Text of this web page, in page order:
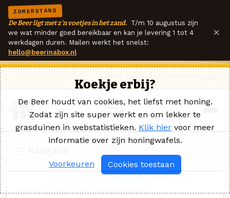
ZOMERSTAND
De Beer ligt met z'n voetjes in het zand. T/m 10 augustus zijn
we wat minder goed bereikbaar en kan je levering 1 tot 4
werkdagen duren. Mailen werkt het snelst:
hello@beerinabox.nl
×
Koekje erbij?
De Beer houdt van cookies, het liefst met honing.
Zodat zijn site super werkt en om lekker te
grasduinen in webstatistieken. Klik hier voor meer
informatie over zijn honingwafels.
Voorkeuren Cookies toestaan